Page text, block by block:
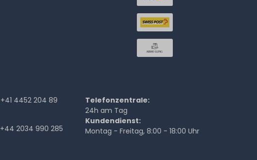
+41 4452 204 89
+44 2034 990 285
Telefonzentrale:
24h am Tag
Kundendienst:
Montag - Freitag, 8:00 - 18:00 Uhr